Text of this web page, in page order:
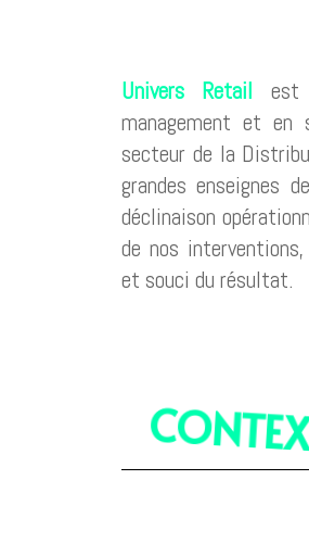
Univers Retail est
management et en
secteur de la
grandes enseignes
déclinaison
de nos
et souci du résultat.